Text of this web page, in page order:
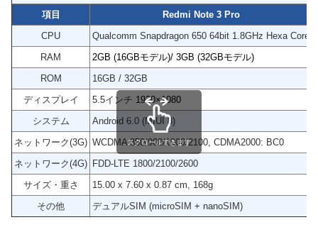
項目
Redmi Note 3 Pro
CPU
Qualcomm Snapdragon 650 64bit 1.8GHz Hexa Core
RAM
2GB (16GBモデル)/ 3GB (32GBモデル)
ROM
16GB / 32GB
ディスプレイ
5.5インチ 1920×1080
システム
Android 6.0 (MIUI 8)
ネットワーク(3G) WCDMA 850/900/1900/2100, CDMA2000: BC0
ネットワーク(4G) FDD-LTE 1800/2100/2600
サイズ・重さ
15.00 x 7.60 x 0.87 cm, 168g
その他
デュアルSIM (microSIM + nanoSIM)
スクロールできます